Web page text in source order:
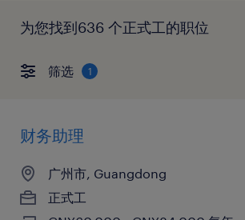
为您找到636 个正式工的职位
筛选 1
财务助理
广州市, Guangdong
正式工